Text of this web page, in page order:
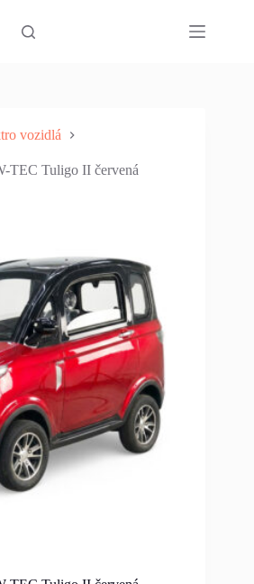
vozidlá
TEC Tuligo II červená